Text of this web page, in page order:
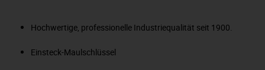
Hochwertige, professionelle Industriequalität seit 1900.
Einsteck-Maulschlüssel